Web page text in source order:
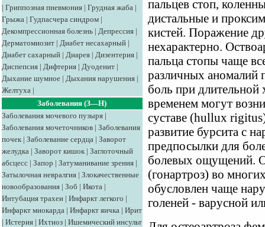
| Гриппозная пневмония | Грудная жаба |
Грыжа | Гудпасчера синдром |
Декомпрессионная болезнь | Депрессия |
Дерматомиозит | Диабет несахарный |
Диабет сахарный | Диарея | Дизентерия |
Диспепсия | Дифтерия | Дуоденит |
Дыхание шумное | Дыхания нарушения |
Желтуха |
Заболевания (З—Н)
Заболевания мочевого пузыря |
Заболевания мочеточников | Заболевания
почек | Заболевание сердца | Заворот
желудка | Заворот кишок | Заглоточный
абсцесс | Запор | Затуманивание зрения |
Затылочная невралгия | Злокачественные
новообразования | Зоб | Икота |
Интубация трахеи | Инфаркт легкого |
Инфаркт миокарда | Инфаркт яичка | Ирит
| Истерия | Ихтиоз | Ишемический инсульт
пальцев стоп,
дистальные и
кистей. Поражение
нехарактерно.
пальца стопы чаще
различных аномалий
боль при
временем могут
суставе (hullux
развитие бурсита с
предпосылки для
болевых ощущений.
(гонартроз) во
обусловлен чаще
голеней - варусной